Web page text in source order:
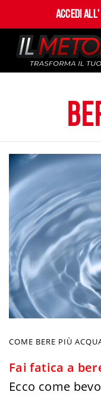
Accedi all'
COME BERE PIÙ
Fai fatica a
Ecco come